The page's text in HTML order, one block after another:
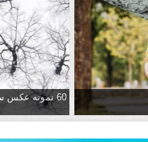
60 نمونه عکس سبک ماکسیمالیسم